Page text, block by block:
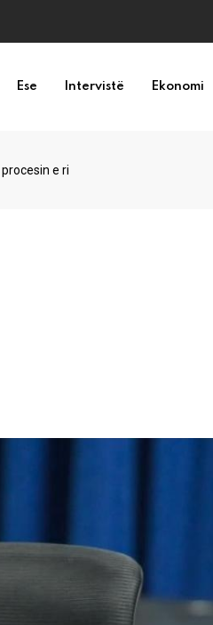
Ese Intervistë Ekonomi
e ri